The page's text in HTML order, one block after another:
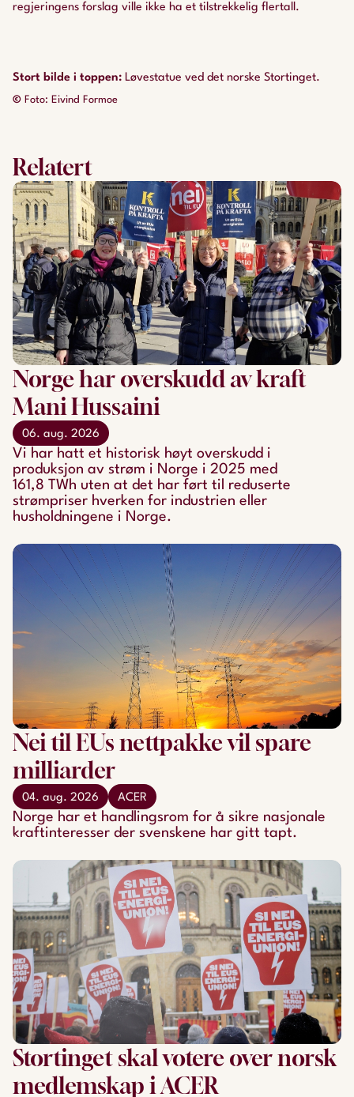
regjeringens forslag ville ikke ha et tilstrekkelig flertall.
Stort bilde i toppen: Løvestatue ved det norske Stortinget.
© Foto: Eivind Formoe
Relatert
Norge har overskudd av kraft
Mani Hussaini
06. aug. 2026
Vi har hatt et historisk høyt overskudd i
produksjon av strøm i Norge i 2025 med
161,8 TWh uten at det har ført til reduserte
strømpriser hverken for industrien eller
husholdningene i Norge.
Nei til EUs nettpakke vil spare
milliarder
04. aug. 2026 ACER
Norge har et handlingsrom for å sikre nasjonale
kraftinteresser der svenskene har gitt tapt.
Stortinget skal votere over norsk
medlemskap i ACER